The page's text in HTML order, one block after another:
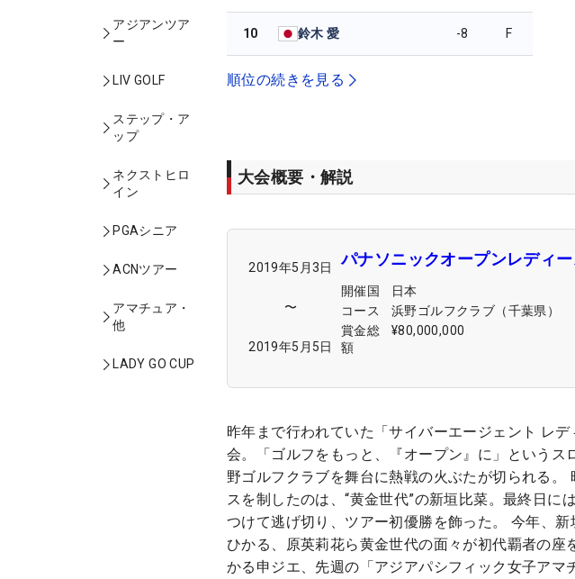
アジアンツア
ー
LIV GOLF
ステップ・ア
ップ
ネクストヒロ
イン
PGAシニア
ACNツアー
アマチュア・
他
LADY GO CUP
10 鈴木 愛 -8 F
順位の続きを見る
大会概要・解説
2019年5月3日
〜
2019年5月5日
パナソニックオープンレディ
開催国
日本
コース
浜野ゴルフクラブ（千葉県）
賞金総
額
¥80,000,000
昨年まで行われていた「サイバーエージェント レ
会。「ゴルフをもっと、『オープン』に」という
野ゴルフクラブを舞台に熱戦の火ぶたが切られる。
スを制したのは、“黄金世代”の新垣比菜。最終日
つけて逃げ切り、ツアー初優勝を飾った。 今年、
ひかる、原英莉花ら黄金世代の面々が初代覇者の
かる申ジエ、先週の「アジアパシフィック女子アマ